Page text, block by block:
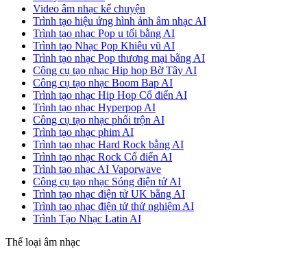
Video âm nhạc kể chuyện
Trình tạo hiệu ứng hình ảnh âm nhạc AI
Trình tạo nhạc Pop u tối bằng AI
Trình tạo Nhạc Pop Khiêu vũ AI
Trình tạo nhạc Pop thương mại bằng AI
Công cụ tạo nhạc Hip hop Bờ Tây AI
Công cụ tạo nhạc Boom Bap AI
Trình tạo nhạc Hip Hop Cổ điển AI
Trình tạo nhạc Hyperpop AI
Công cụ tạo nhạc phối trộn AI
Trình tạo nhạc phim AI
Trình tạo nhạc Hard Rock bằng AI
Trình tạo nhạc Rock Cổ điển AI
Trình tạo nhạc AI Vaporwave
Công cụ tạo nhạc Sóng điện tử AI
Trình tạo nhạc điện tử UK bằng AI
Trình tạo nhạc điện tử thử nghiệm AI
Trình Tạo Nhạc Latin AI
Thể loại âm nhạc